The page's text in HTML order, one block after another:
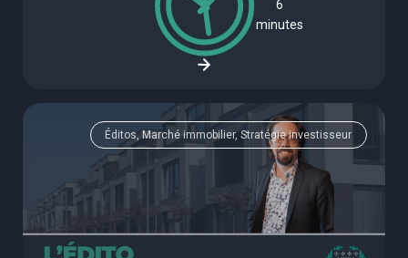
6
minutes
Éditos, Marché immobilier, Stratégie investisseur